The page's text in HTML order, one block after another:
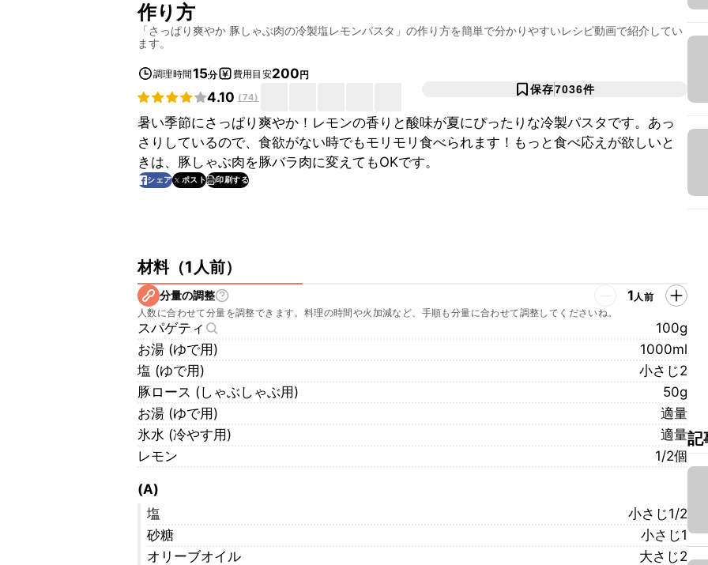
作り方
「さっぱり爽やか 豚しゃぶ肉の冷製塩レモンパスタ 」の作り方を簡単で分かりやすいレシピ動画で紹介してい
ます。
調理時間15分 費用目安200円
4.10 (74)
保存7036件
暑い季節にさっぱり爽やか！レモンの香りと酸味が夏にぴったりな冷製パスタです。あっ
さりしているので、食欲がない時でもモリモリ食べられます！もっと食べ応えが欲しいと
きは、豚しゃぶ肉を豚バラ肉に変えてもOKです。
シェア ポスト 印刷する
材料（1人前）
分量の調整 1人前
人数に合わせて分量を調整できます。料理の時間や火加減など、手順も分量に合わせて調整してくださいね。
スパゲティ
100g
お湯 (ゆで用)
1000ml
塩 (ゆで用)
小さじ2
豚ロース (しゃぶしゃぶ用)
50g
お湯 (ゆで用)
適量
氷水 (冷やす用)
適量
レモン
1/2個
(A)
塩
小さじ1/2
砂糖
小さじ1
オリーブオイル
大さじ2
記